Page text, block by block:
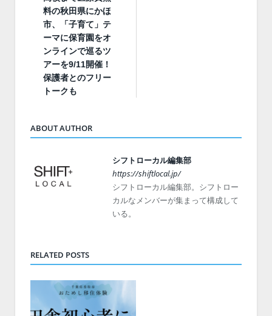
料の秋田県にかほ
市、「子育て」テ
ーマに保育園をオ
ンラインで巡るツ
アーを9/11開催！
保護者とのフリー
トークも
ABOUT AUTHOR
シフトローカル編集部
https://shiftlocal.jp/
シフトローカル編集部。シフトロー
カルなメンバーが集まって構成して
いる。
RELATED POSTS